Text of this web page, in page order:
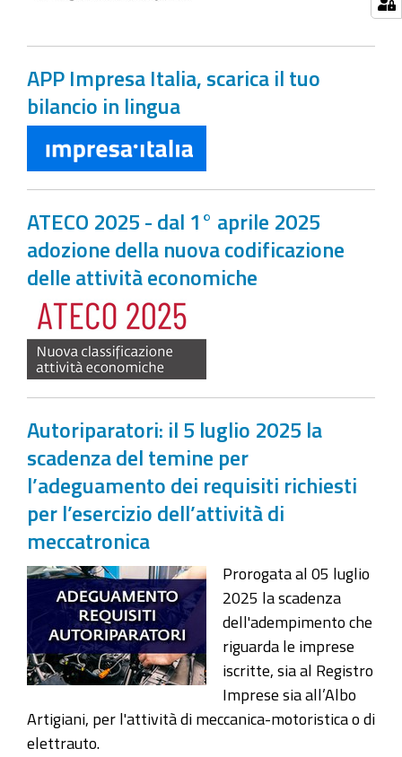
APP Impresa Italia, scarica il tuo
bilancio in lingua
ATECO 2025 - dal 1° aprile 2025
adozione della nuova codificazione
delle attività economiche
Autoriparatori: il 5 luglio 2025 la
scadenza del temine per
l’adeguamento dei requisiti richiesti
per l’esercizio dell’attività di
meccatronica
Prorogata al 05 luglio
2025 la scadenza
dell'adempimento che
riguarda le imprese
iscritte, sia al Registro
Imprese sia all’Albo
Artigiani, per l'attività di meccanica-motoristica o di
elettrauto.